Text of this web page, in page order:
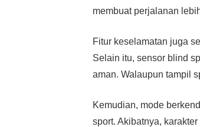
membuat perjalanan
Fitur keselamatan juga
Selain itu, sensor blind
aman. Walaupun tampil
Kemudian, mode
sport. Akibatnya,